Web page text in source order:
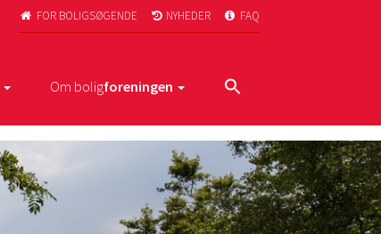
 FOR BOLIGSØGENDE  NYHEDER  FAQ
Om boligforeningen